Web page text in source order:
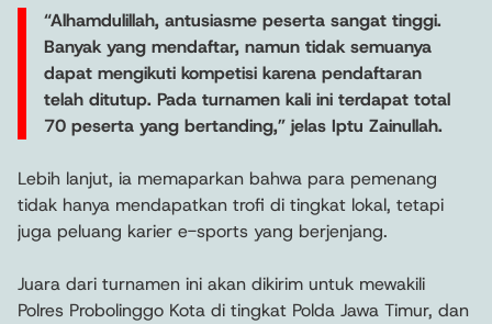
“Alhamdulillah, antusiasme peserta sangat tinggi.
Banyak yang mendaftar, namun tidak semuanya
dapat mengikuti kompetisi karena pendaftaran
telah ditutup. Pada turnamen kali ini terdapat total
70 peserta yang bertanding,” jelas Iptu Zainullah.
Lebih lanjut, ia memaparkan bahwa para pemenang
tidak hanya mendapatkan trofi di tingkat lokal, tetapi
juga peluang karier e-sports yang berjenjang.
Juara dari turnamen ini akan dikirim untuk mewakili
Polres Probolinggo Kota di tingkat Polda Jawa Timur, dan